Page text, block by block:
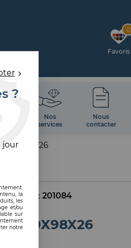
0
Favoris
Nos
services
Nous
contacter
69X98X26
interne : 201084
69X98X26
?
jour
la
les
et/ou
sur
notre